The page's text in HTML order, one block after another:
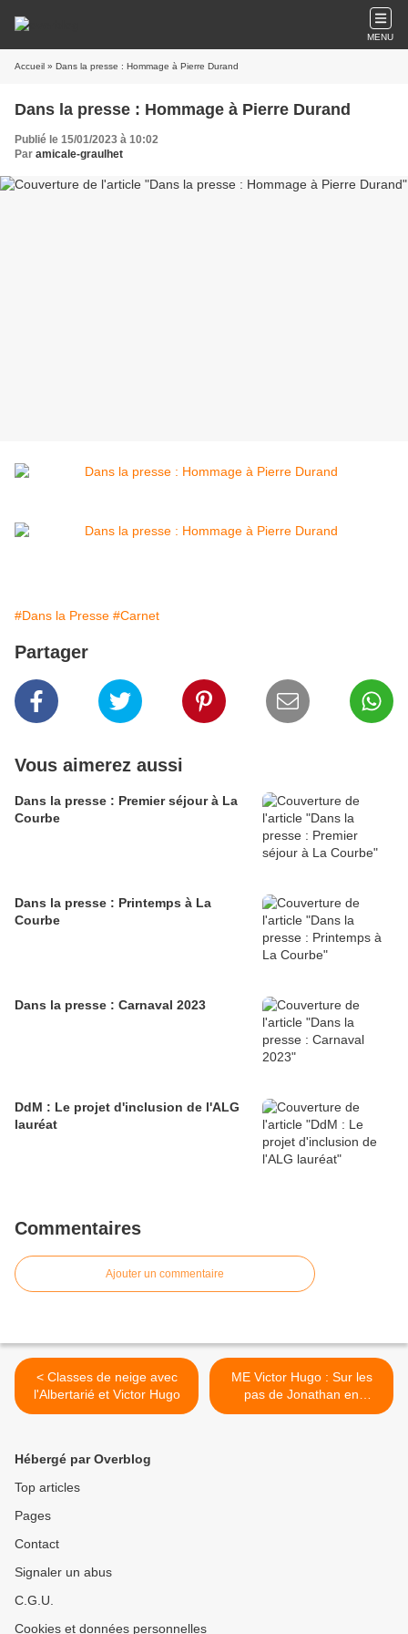
MENU
Accueil » Dans la presse : Hommage à Pierre Durand
Dans la presse : Hommage à Pierre Durand
Publié le 15/01/2023 à 10:02
Par amicale-graulhet
#Dans la Presse #Carnet
Partager
Vous aimerez aussi
Dans la presse : Premier séjour à La
Courbe
Dans la presse : Printemps à La
Courbe
Dans la presse : Carnaval 2023
DdM : Le projet d'inclusion de l'ALG
lauréat
Commentaires
Ajouter un commentaire
< Classes de neige avec
l'Albertarié et Victor Hugo
ME Victor Hugo : Sur les
pas de Jonathan en
Colombie -3- >
Hébergé par Overblog
Top articles
Pages
Contact
Signaler un abus
C.G.U.
Cookies et données personnelles